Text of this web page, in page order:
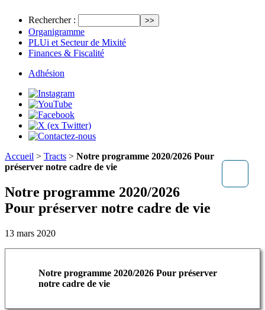
Rechercher :
Organigramme
PLUi et Secteur de Mixité
Finances & Fiscalité
Adhésion
Accueil > Tracts > Notre programme 2020/2026 Pour
préserver notre cadre de vie
Notre programme 2020/2026
Pour préserver notre cadre de vie
13 mars 2020
Notre programme 2020/2026 Pour préserver
notre cadre de vie